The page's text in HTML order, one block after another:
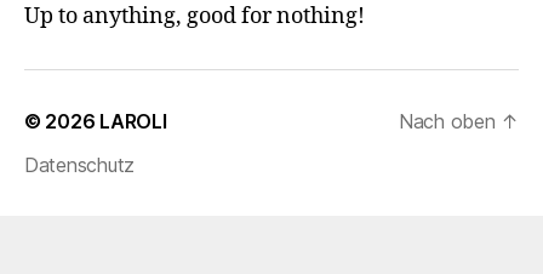
Up to anything, good for nothing!
© 2026 LAROLI
Datenschutz
Nach oben ↑